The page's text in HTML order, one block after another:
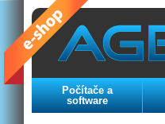
Počítače a
software